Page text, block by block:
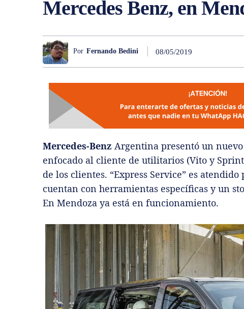
Mercedes Benz, en
Por Fernando Bedini 08/05/2019
Mercedes-Benz Argentina presentó un
enfocado al cliente de utilitarios (Vito y
de los clientes. “Express Service” es
cuentan con herramientas específicas y un
En Mendoza ya está en funcionamiento.